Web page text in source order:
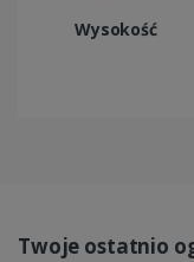
Wysokość
Twoje ostatnio